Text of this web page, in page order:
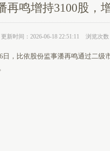
再鸣增持3100股，
更新时间：2026-06-18 22:51:11 浏览次
，比依股份监事潘再鸣通过二级